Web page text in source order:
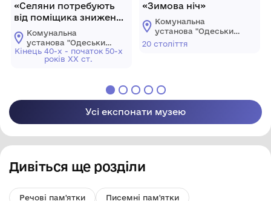
«Селяни потребують
від поміщика зниження
арендної плати»
Комунальна
установа "Одеський
музей західного і
східного мистецтва"
Кінець 40-х - початок 50-х
років ХХ ст.
«Зимова ніч»
Комунальна
установа "Одеський
музей західного і
20 століття
Усі експонати музею
Дивіться ще розділи
Речові пам'ятки Писемні пам'ятки